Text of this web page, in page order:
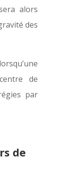
alors
des
de
par
de